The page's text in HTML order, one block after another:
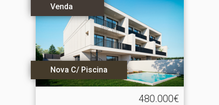
Venda
Nova C/ Piscina
480.000€